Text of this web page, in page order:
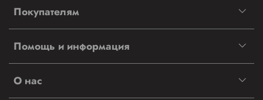
Покупателям
Помощь и информация
О нас